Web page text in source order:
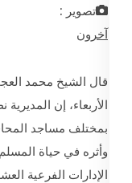
تصوير :
آخرون
قال الشيخ محمد
بمختلف مساجد
الإدارات الفرعية